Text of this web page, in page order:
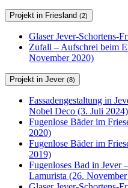
Projekt in Friesland (2)
Glaser Jever-Schortens-
Zufall – Aufschrei beim
November 2020)
Projekt in Jever (8)
Fassadengestaltung in
Nobel Deco (3. Juli 2024)
Fugenlose Bäder im
2020)
Fugenlose Bäder im
2019)
Fugenloses Bad in Jever
Lamurista (26.